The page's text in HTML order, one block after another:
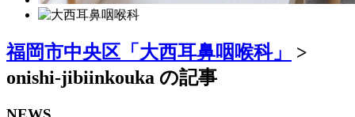
福岡市中央区「大西耳鼻咽喉科」
>
onishi-jibiinkouka の記事